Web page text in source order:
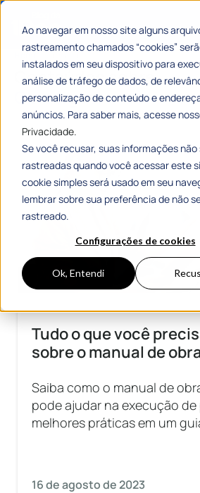
Ao navegar em nosso site alguns
rastreamento chamados “cookies”
instalados em seu dispositivo para
análise de tráfego de dados, de
personalização de conteúdo e
anúncios. Para saber mais, acesse
Privacidade.
Se você recusar, suas informações não
rastreadas quando você acessar este
cookie simples será usado em seu
lembrar sobre sua preferência de não
rastreado.
Configurações de cookies
Ok, Entendi
Home »Obras.gov
Conteúdos sobre
Obras.gov
Tudo o que você
sobre o manual de
Saiba como o manual de
pode ajudar na execução
melhores práticas em um
16 de agosto de 2023